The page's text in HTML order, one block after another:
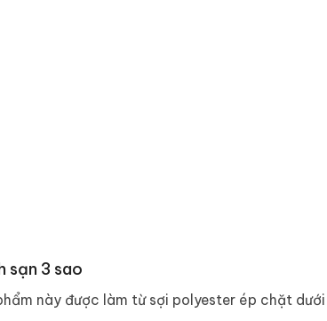
sạn 3 sao
này được làm từ sợi polyester ép chặt